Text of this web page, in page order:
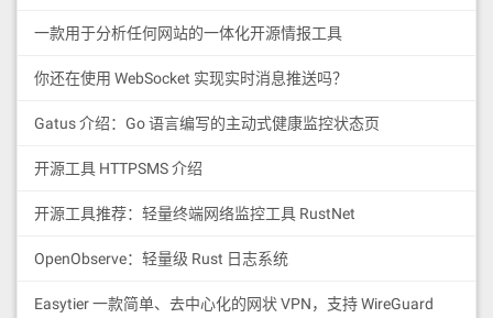
一款用于分析任何网站的一体化开源情报工具
你还在使用 WebSocket 实现实时消息推送吗？
Gatus 介绍：Go 语言编写的主动式健康监控状态页
开源工具 HTTPSMS 介绍
开源工具推荐：轻量终端网络监控工具 RustNet
OpenObserve：轻量级 Rust 日志系统
Easytier 一款简单、去中心化的网状 VPN，支持 WireGuard